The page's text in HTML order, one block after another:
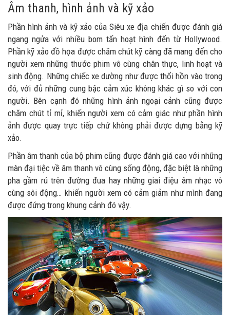
Âm thanh, hình ảnh và kỹ xảo
Phần hình ảnh và kỹ xảo của Siêu xe địa chiến được đánh giá
ngang ngửa với nhiều bom tấn hoạt hình đến từ Hollywood.
Phần kỹ xảo đồ họa được chăm chút kỹ càng đã mang đến cho
người xem những thước phim vô cùng chân thực, linh hoạt và
sinh động. Những chiếc xe dường như được thổi hồn vào trong
đó, với đủ những cung bậc cảm xúc không khác gì so với con
người. Bên cạnh đó những hình ảnh ngoại cảnh cũng được
chăm chút tỉ mỉ, khiến người xem có cảm giác như phần hình
ảnh được quay trực tiếp chứ không phải được dựng bằng kỹ
xảo.
Phần âm thanh của bộ phim cũng được đánh giá cao với những
màn đại tiệc về âm thanh vô cùng sống động, đặc biệt là những
pha gầm rú trên đường đua hay những giai điệu âm nhạc vô
cùng sôi động… khiến người xem có cảm giảm như mình đang
được đứng trong khung cảnh đó vậy.